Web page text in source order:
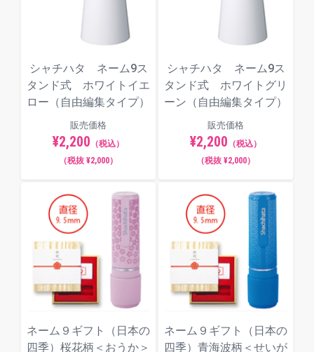
シャチハタ ネーム9ス
タンド式 ホワイトイエ
ロー（自由編集タイプ）
販売価格
¥2,200 （税込）
（税抜 ¥2,000）
シャチハタ ネーム9ス
タンド式 ホワイトグリ
ーン（自由編集タイプ）
販売価格
¥2,200 （税込）
（税抜 ¥2,000）
ネーム９ギフト（日本の
四季）桜花柄＜おうか＞
ネーム９ギフト（日本の
四季）青海波柄＜せいが